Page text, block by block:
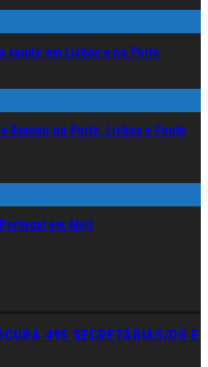
saúde em Lisboa e no Porto
Ryanair no Porto, Lisboa e Ponta
em Abril
495 SECRETÁRIAS/OS E